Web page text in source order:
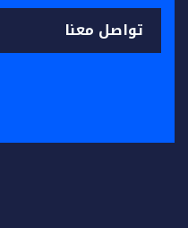
تواصل معنا
تواصل معنا